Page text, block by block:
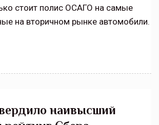
стоит полис ОСАГО на самые
на вторичном рынке автомобили.
наивысший